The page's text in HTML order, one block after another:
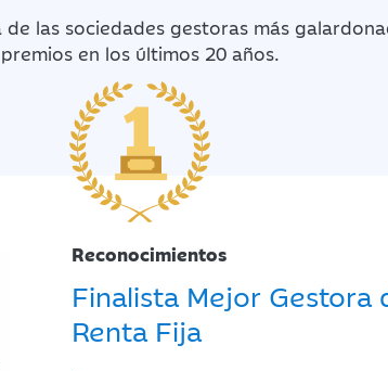
las sociedades gestoras más
premios en los últimos 20 años.
Reconocimientos
Finalista Mejor Gestora
Renta Fija